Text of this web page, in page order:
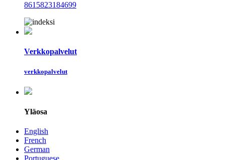
8615823184699
Verkkopalvelut
verkkopalvelut
Yläosa
English
French
German